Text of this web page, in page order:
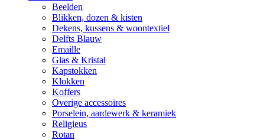
Beelden
Blikken, dozen & kisten
Dekens, kussens & woontextiel
Delfts Blauw
Emaille
Glas & Kristal
Kapstokken
Klokken
Koffers
Overige accessoires
Porselein, aardewerk & keramiek
Religieus
Rotan